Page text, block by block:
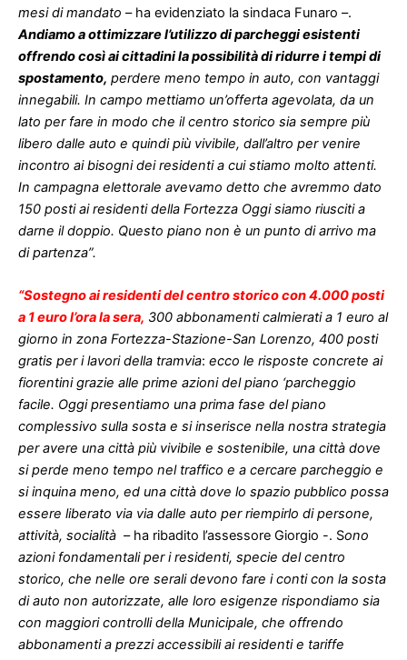
mesi di mandato – ha evidenziato la sindaca Funaro –.
Andiamo a ottimizzare l’utilizzo di parcheggi esistenti
offrendo così ai cittadini la possibilità di ridurre i tempi di
spostamento, perdere meno tempo in auto, con vantaggi
innegabili. In campo mettiamo un’offerta agevolata, da un
lato per fare in modo che il centro storico sia sempre più
libero dalle auto e quindi più vivibile, dall’altro per venire
incontro ai bisogni dei residenti a cui stiamo molto attenti.
In campagna elettorale avevamo detto che avremmo dato
150 posti ai residenti della Fortezza Oggi siamo riusciti a
darne il doppio. Questo piano non è un punto di arrivo ma
di partenza”.
“Sostegno ai residenti del centro storico con 4.000 posti
a 1 euro l’ora la sera, 300 abbonamenti calmierati a 1 euro al
giorno in zona Fortezza-Stazione-San Lorenzo, 400 posti
gratis per i lavori della tramvia: ecco le risposte concrete ai
fiorentini grazie alle prime azioni del piano ‘parcheggio
facile. Oggi presentiamo una prima fase del piano
complessivo sulla sosta e si inserisce nella nostra strategia
per avere una città più vivibile e sostenibile, una città dove
si perde meno tempo nel traffico e a cercare parcheggio e
si inquina meno, ed una città dove lo spazio pubblico possa
essere liberato via via dalle auto per riempirlo di persone,
attività, socialità – ha ribadito l’assessore Giorgio -. Sono
azioni fondamentali per i residenti, specie del centro
storico, che nelle ore serali devono fare i conti con la sosta
di auto non autorizzate, alle loro esigenze rispondiamo sia
con maggiori controlli della Municipale, che offrendo
abbonamenti a prezzi accessibili ai residenti e tariffe